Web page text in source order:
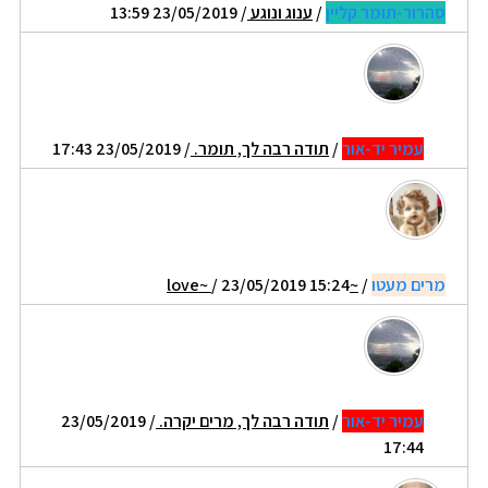
סהרור-תומר קליין/ ענוג ונוגע/ 23/05/2019 13:59
עמיר יד-אור/ תודה רבה לך, תומר./ 23/05/2019 17:43
מרים מעטו/
~love~
/ 23/05/2019 15:24
עמיר יד-אור/ תודה רבה לך, מרים יקרה.
/ 23/05/2019
17:44